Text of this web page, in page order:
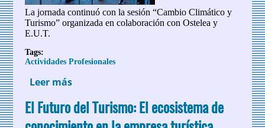
La jornada continuó con la sesión “Cambio Climático y
Turismo” organizada en colaboración con Ostelea y
E.U.T.
Tags:
Actividades Profesionales
Leer más
El Futuro del Turismo: El ecosistema de